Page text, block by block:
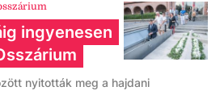
ingyenesen
nyitották meg a hajdani